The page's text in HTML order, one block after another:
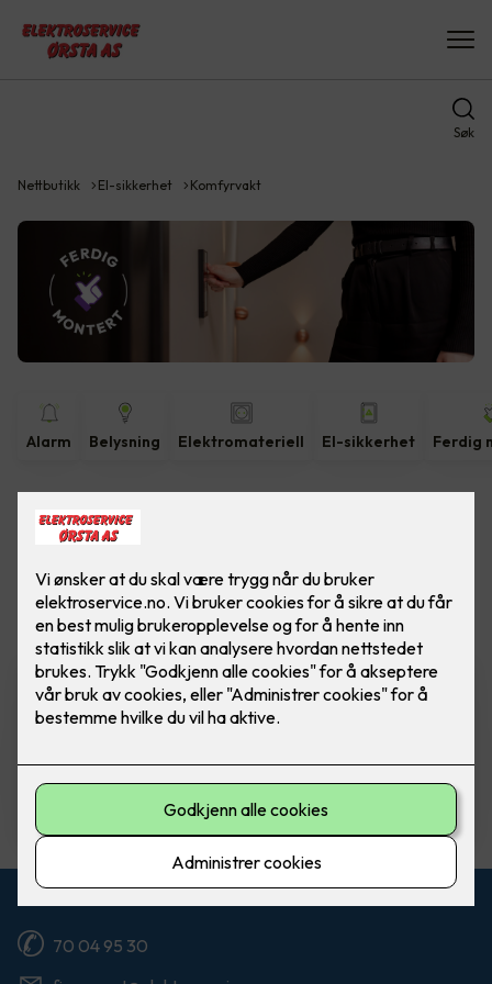
Søk
Nettbutikk El-sikkerhet Komfyrvakt
Alarm Belysning Elektromateriell El-sikkerhet Ferdig
Vis flerefiltre
Komfyrvakt mKomfy Wally
m/trådløs sensor
Lyng.
5,750,-
70 04 95 30